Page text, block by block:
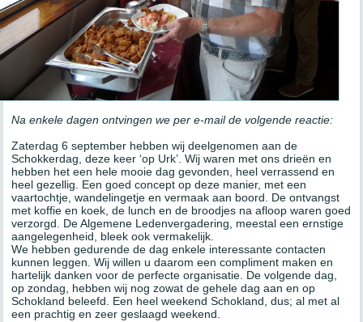
Na enkele dagen ontvingen we per e-mail de volgende reactie:
Zaterdag 6 september hebben wij deelgenomen aan de
Schokkerdag, deze keer ‘op Urk’. Wij waren met ons drieën en
hebben het een hele mooie dag gevonden, heel verrassend en
heel gezellig. Een goed concept op deze manier, met een
vaartochtje, wandelingetje en vermaak aan boord. De ontvangst
met koffie en koek, de lunch en de broodjes na afloop waren goed
verzorgd. De Algemene Ledenvergadering, meestal een ernstige
aangelegenheid, bleek ook vermakelijk.
We hebben gedurende de dag enkele interessante contacten
kunnen leggen. Wij willen u daarom een compliment maken en
hartelijk danken voor de perfecte organisatie. De volgende dag,
op zondag, hebben wij nog zowat de gehele dag aan en op
Schokland beleefd. Een heel weekend Schokland, dus; al met al
een prachtig en zeer geslaagd weekend.